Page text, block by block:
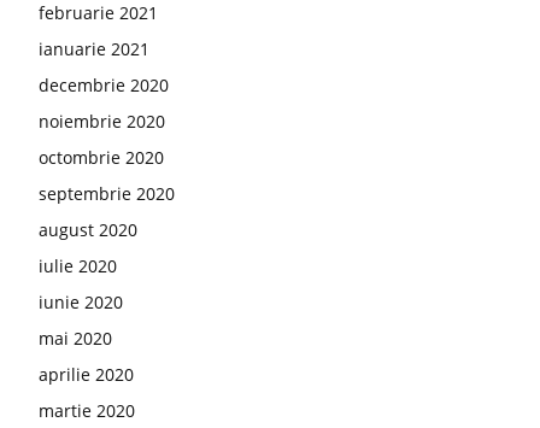
februarie 2021
ianuarie 2021
decembrie 2020
noiembrie 2020
octombrie 2020
septembrie 2020
august 2020
iulie 2020
iunie 2020
mai 2020
aprilie 2020
martie 2020